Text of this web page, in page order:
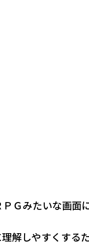
Ｇみたいな画
解しやすくする